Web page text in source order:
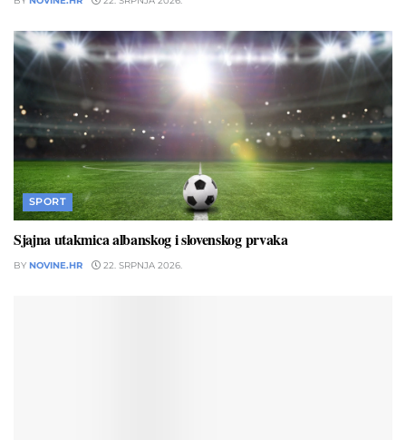
SPORT
Sjajna utakmica albanskog i slovenskog prvaka
BY NOVINE.HR 22. SRPNJA 2026.